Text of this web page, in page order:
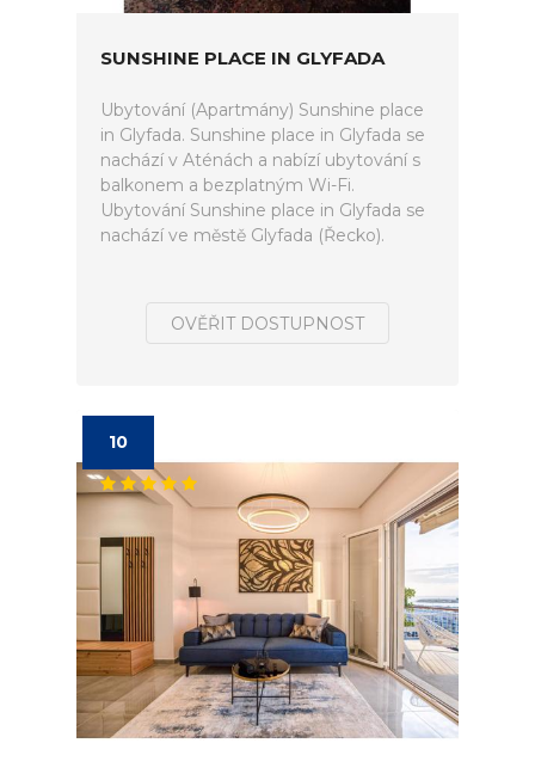
SUNSHINE PLACE IN GLYFADA
Ubytování (Apartmány) Sunshine place
in Glyfada. Sunshine place in Glyfada se
nachází v Aténách a nabízí ubytování s
balkonem a bezplatným Wi-Fi.
Ubytování Sunshine place in Glyfada se
nachází ve městě Glyfada (Řecko).
OVĚŘIT DOSTUPNOST
10